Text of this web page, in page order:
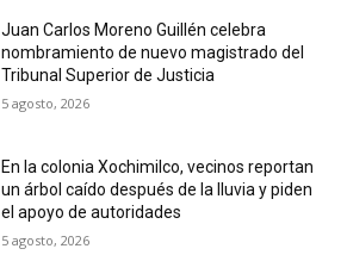
Juan Carlos Moreno Guillén celebra
nombramiento de nuevo magistrado del
Tribunal Superior de Justicia
5 agosto, 2026
En la colonia Xochimilco, vecinos reportan
un árbol caído después de la lluvia y piden
el apoyo de autoridades
5 agosto, 2026